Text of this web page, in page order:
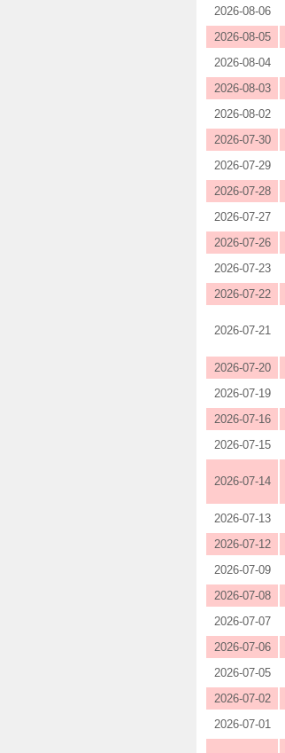
2026-08-06
2026-08-05
2026-08-04
2026-08-03
2026-08-02
2026-07-30
2026-07-29
2026-07-28
2026-07-27
2026-07-26
2026-07-23
2026-07-22
2026-07-21
2026-07-20
2026-07-19
2026-07-16
2026-07-15
2026-07-14
2026-07-13
2026-07-12
2026-07-09
2026-07-08
2026-07-07
2026-07-06
2026-07-05
2026-07-02
2026-07-01